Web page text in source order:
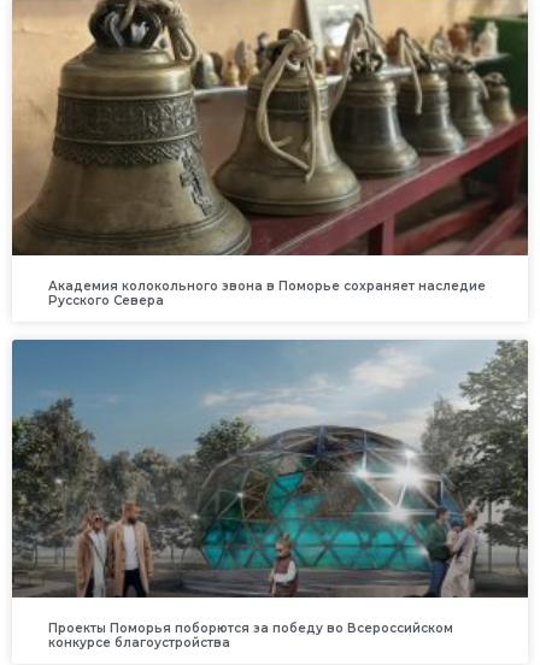
Академия колокольного звона в Поморье сохраняет наследие
Русского Севера
Проекты Поморья поборются за победу во Всероссийском
конкурсе благоустройства